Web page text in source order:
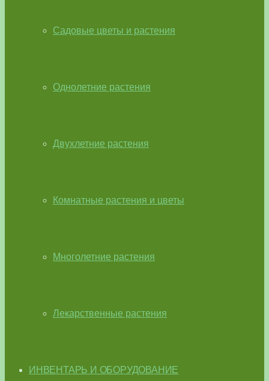
Садовые цветы и растения
Однолетние растения
Двухлетние растения
Комнатные растения и цветы
Многолетние растения
Лекарственные растения
ИНВЕНТАРЬ И ОБОРУДОВАНИЕ